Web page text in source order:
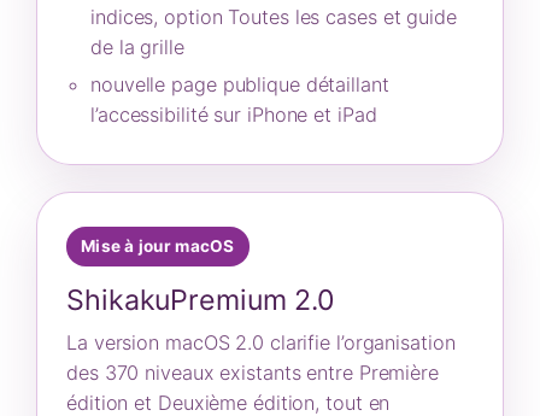
indices, option Toutes les cases et guide
de la grille
nouvelle page publique détaillant
l’accessibilité sur iPhone et iPad
Mise à jour macOS
ShikakuPremium 2.0
La version macOS 2.0 clarifie l’organisation
des 370 niveaux existants entre Première
édition et Deuxième édition, tout en